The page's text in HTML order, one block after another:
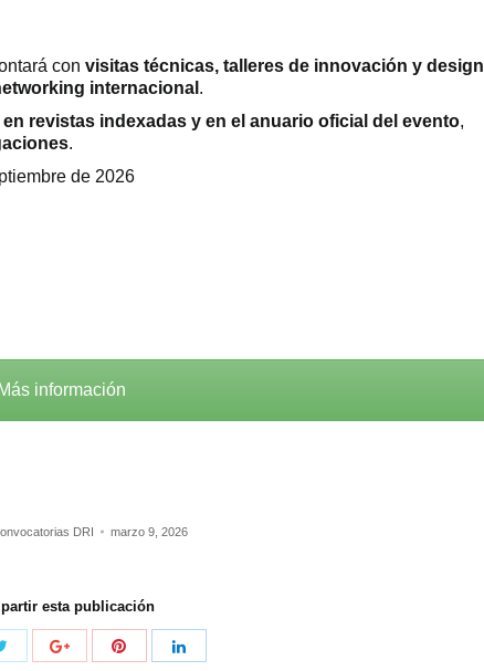
convisitas técnicas, talleres de innovación y design
internacional .
revistas indexadas y en el anuario oficial del evento,
.
de 2026
Más información
DRI marzo 9, 2026
esta publicación